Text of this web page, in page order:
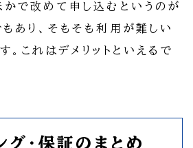
かで改めて申し込むというのが
あり、そもそも利用が難しい
。これはデメリットといえるで
グ・保証のまとめ